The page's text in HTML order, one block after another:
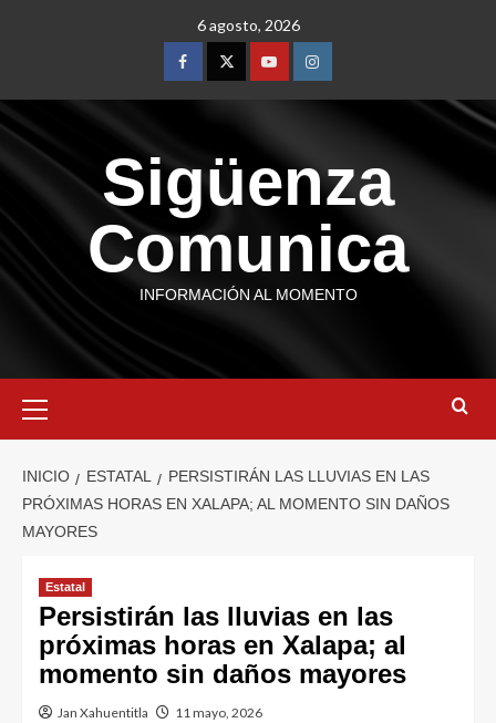
6 agosto, 2026
Sigüenza
Comunica
INFORMACIÓN AL MOMENTO
INICIO ESTATAL
PERSISTIRÁN LAS LLUVIAS EN LAS
PRÓXIMAS HORAS EN XALAPA; AL MOMENTO SIN DAÑOS
MAYORES
Estatal
Persistirán las lluvias en las
próximas horas en Xalapa; al
momento sin daños mayores
Jan Xahuentitla 11 mayo, 2026